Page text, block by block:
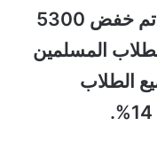
32,000 وجبة يوميًا، وبالتحديد تم خفض 5300
المسلمين
الطلاب